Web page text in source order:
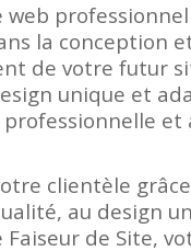
web
la conception
de votre futur
unique et
et
clientèle
au design
Faiseur de Site,